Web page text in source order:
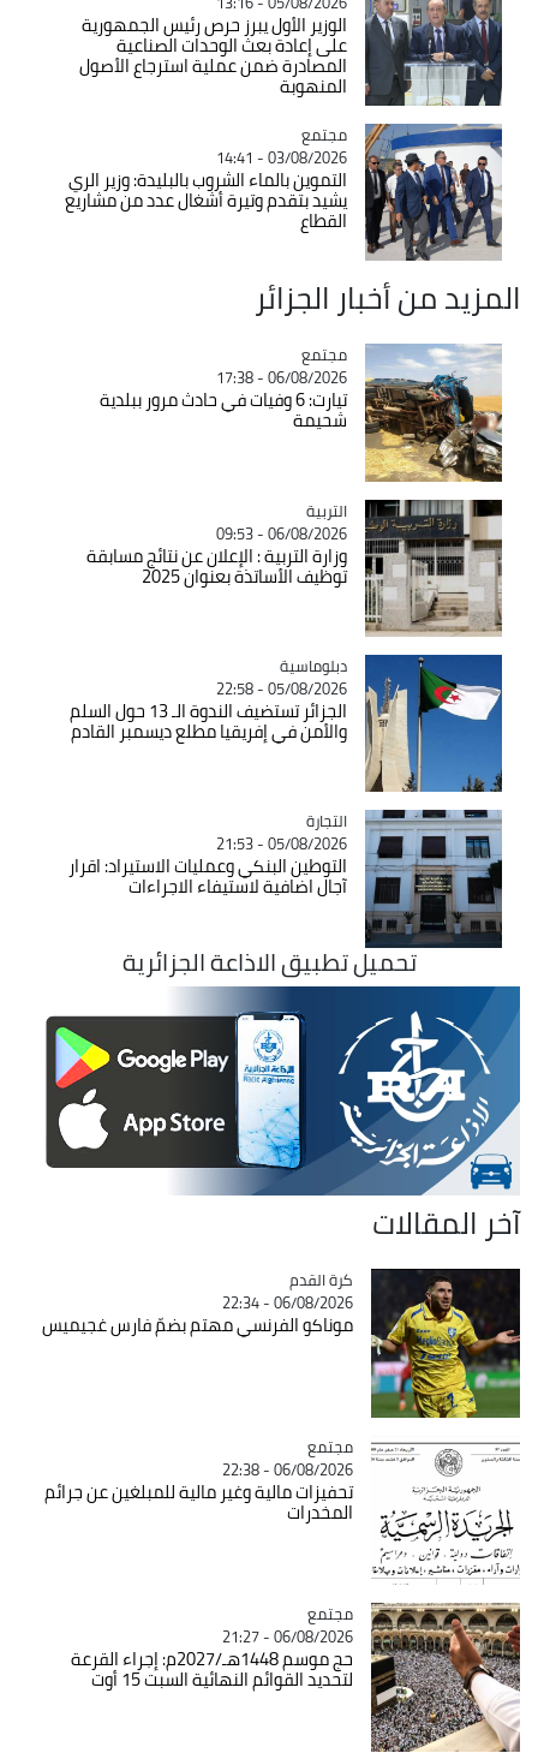
الوزير الأول يبرز حرص رئيس الجمهورية
على إعادة بعث الوحدات الصناعية
المصادرة ضمن عملية استرجاع الأصول
المنهوبة
Catégorie
مجتمع
03/08/2026 - 14:41
التموين بالماء الشروب بالبليدة: وزير الري
يشيد بتقدم وتيرة أشغال عدد من مشاريع
القطاع
المزيد من أخبار الجزائر
Catégorie
مجتمع
06/08/2026 - 17:38
تيارت: 6 وفيات في حادث مرور ببلدية
شحيمة
Catégorie
التربية
06/08/2026 - 09:53
وزارة التربية : الإعلان عن نتائج مسابقة
توظيف الأساتذة بعنوان 2025
Catégorie
دبلوماسية
05/08/2026 - 22:58
الجزائر تستضيف الندوة الـ 13 حول السلم
والأمن في إفريقيا مطلع ديسمبر القادم
Catégorie
التجارة
05/08/2026 - 21:53
التوطين البنكي وعمليات الاستيراد: اقرار
آجال اضافية لاستيفاء الاجراءات
تحميل تطبيق الاذاعة الجزائرية
آخر المقالات
Catégorie
كرة القدم
06/08/2026 - 22:34
موناكو الفرنسي مهتم بضمّ فارس غجيميس
Catégorie
مجتمع
06/08/2026 - 22:38
تحفيزات مالية وغير مالية للمبلغين عن جرائم
المخدرات
Catégorie
مجتمع
06/08/2026 - 21:27
حج موسم 1448هـ/2027م: إجراء القرعة
لتحديد القوائم النهائية السبت 15 أوت